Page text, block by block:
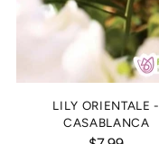
LILY ORIENTALE -
CASABLANCA